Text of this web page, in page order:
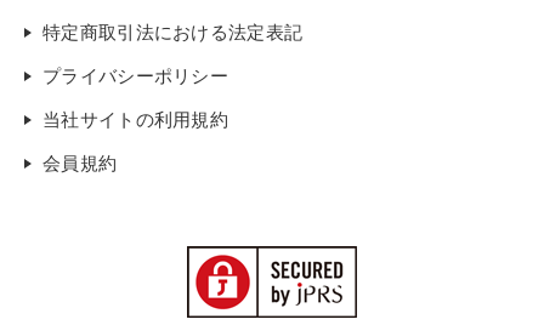
特定商取引法における法定表記
プライバシーポリシー
当社サイトの利用規約
会員規約